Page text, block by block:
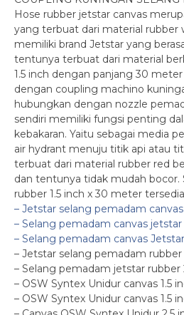
Hose rubber jetstar canvas
yang terbuat dari material rubber
memiliki brand Jetstar yang
tentunya terbuat dari material
1.5 inch dengan panjang 30
dengan coupling machino
hubungkan dengan nozzle
sendiri memiliki fungsi penting
kebakaran. Yaitu sebagai media
air hydrant menuju titik api atau
terbuat dari material rubber red
dan tentunya tidak mudah bocor.
rubber 1.5 inch x 30 meter
– Jetstar selang pemadam
– Selang pemadam canvas
– Selang pemadam canvas
– Jetstar selang pemadam
– Selang pemadam jetstar rubber
– OSW Syntex Unidur canvas 1.5
– OSW Syntex Unidur canvas 1.5